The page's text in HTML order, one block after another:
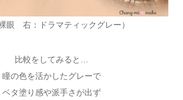
裸眼 右：ドラマティックグレー）
比較をしてみると…
瞳の色を活かしたグレーで
ベタ塗り感や派手さが出ず